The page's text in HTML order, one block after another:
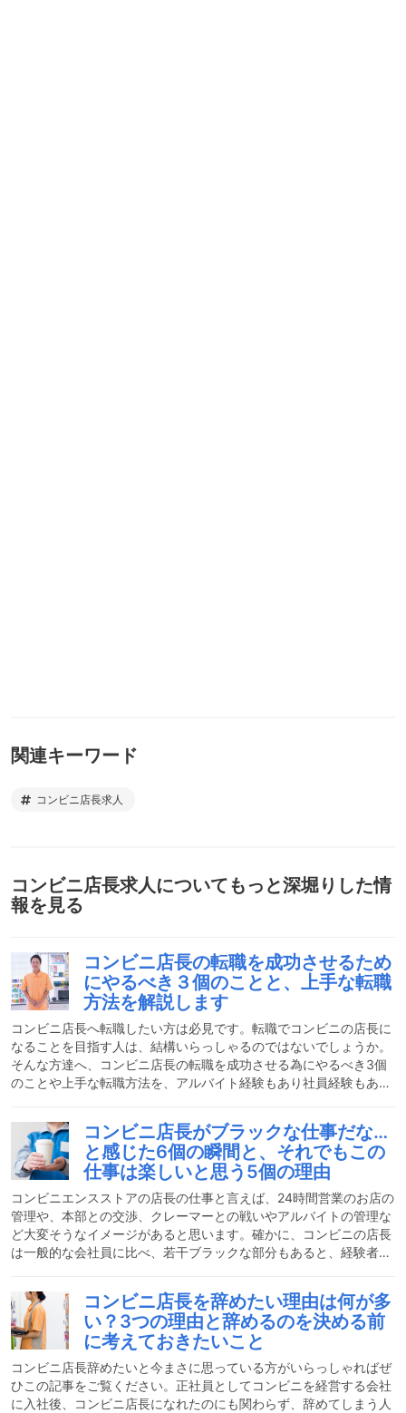
関連キーワード
コンビニ店長求人
コンビニ店長求人についてもっと深堀りした情
報を見る
コンビニ店長の転職を成功させるため
にやるべき３個のことと、上手な転職
方法を解説します
コンビニ店長へ転職したい方は必見です。転職でコンビニの店長に
なることを目指す人は、結構いらっしゃるのではないでしょうか。
そんな方達へ、コンビニ店長の転職を成功させる為にやるべき3個
のことや上手な転職方法を、アルバイト経験もあり社員経験もある
立てれば嬉しいです。コンビニ店長の転職で注意したほうが良い3
個のことフランチャイズだということコンビニの店長と聞くと、自
分のお店が持てて凄いなと思うかもしれません。もちろん、店長の
お店です。しかし、コンビニはフランチャイズ契約していることを
忘れてはいけません。フランチャイズ契約で企業から様々なシステ
コンビニ店長がブラックな仕事だな…
と感じた6個の瞬間と、それでもこの
仕事は楽しいと思う5個の理由
コンビニエンスストアの店長の仕事と言えば、24時間営業のお店の
管理や、本部との交渉、クレーマーとの戦いやアルバイトの管理な
ど大変そうなイメージがあると思います。確かに、コンビニの店長
は一般的な会社員に比べ、若干ブラックな部分もあると、経験者の
力があったことも事実です。そこで今回は、「コンビニの店長はブ
ラックな仕事だな…」と感じた瞬間のエピソードや、それでもコン
ビニの店長の仕事は楽しいと思った理由、更に願いが叶うなら改善
してほしい点などについてご紹介していきます！経験者の私が思
う、コンビニ店長の仕事がブラックな理由とは？私は、コンビニの
コンビニ店長を辞めたい理由は何が多
い？3つの理由と辞めるのを決める前
に考えておきたいこと
コンビニ店長辞めたいと今まさに思っている方がいらっしゃればぜ
ひこの記事をご覧ください。正社員としてコンビニを経営する会社
に入社後、コンビニ店長になれたのにも関わらず、辞めてしまう人